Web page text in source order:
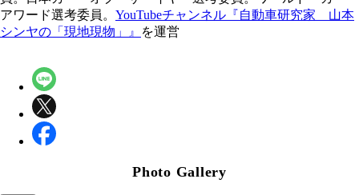
アワード選考委員。 YouTubeチャンネル『自動車研究家 山本
シンヤの「現地現物」』
を運営
Photo Gallery